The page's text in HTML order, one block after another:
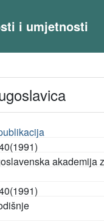
i umjetnosti
akademija